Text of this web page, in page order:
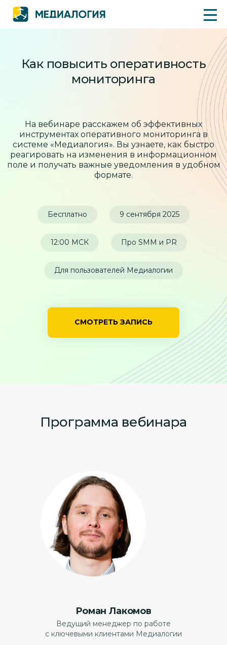
Бесплатно 9 сентября 2025
12:00 МСК Про SMM и PR
Для пользователей Медиалогии
Как повысить оперативность
мониторинга
На вебинаре расскажем об эффективных
инструментах оперативного мониторинга в
системе «Медиалогия». Вы узнаете, как быстро
реагировать на изменения в информационном
поле и получать важные уведомления в удобном
формате.
СМОТРЕТЬ ЗАПИСЬ
Программа вебинара
Роман Лакомов
Ведущий менеджер по работе
с ключевыми клиентами Медиалогии